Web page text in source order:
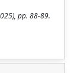
pp. 88-89.